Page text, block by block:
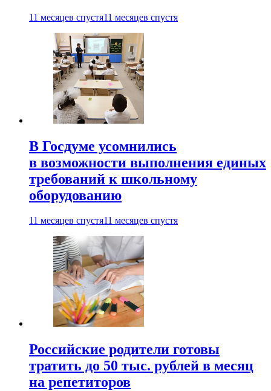
11 месяцев спустя11 месяцев спустя
В Госдуме усомнились
в возможности выполнения единых
требований к школьному
оборудованию
11 месяцев спустя11 месяцев спустя
Российские родители готовы
тратить до 50 тыс. рублей в месяц
на репетиторов